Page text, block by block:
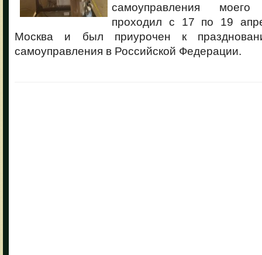
самоуправления
проходил с 17 по 19
Москва и был приурочен к
самоуправления в Российской Федерации.